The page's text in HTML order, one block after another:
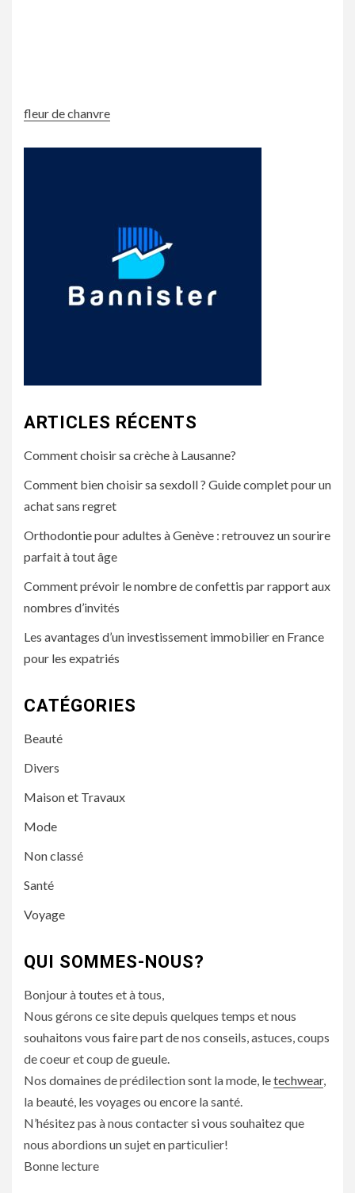
fleur de chanvre
ARTICLES RÉCENTS
Comment choisir sa crèche à Lausanne?
Comment bien choisir sa sexdoll ? Guide complet pour un
achat sans regret
Orthodontie pour adultes à Genève : retrouvez un sourire
parfait à tout âge
Comment prévoir le nombre de confettis par rapport aux
nombres d’invités
Les avantages d’un investissement immobilier en France
pour les expatriés
CATÉGORIES
Beauté
Divers
Maison et Travaux
Mode
Non classé
Santé
Voyage
QUI SOMMES-NOUS?
Bonjour à toutes et à tous,
Nous gérons ce site depuis quelques temps et nous
souhaitons vous faire part de nos conseils, astuces, coups
de coeur et coup de gueule.
Nos domaines de prédilection sont la mode, letechwear,
la beauté, les voyages ou encore la santé.
N’hésitez pas à nous contacter si vous souhaitez que
nous abordions un sujet en particulier!
Bonne lecture